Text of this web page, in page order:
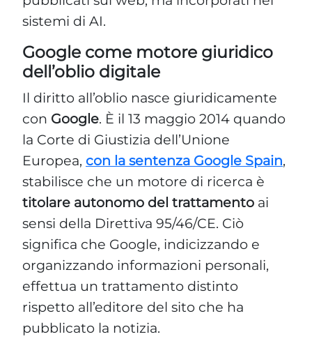
sistemi di AI.
Google come motore giuridico
dell’oblio digitale
Il diritto all’oblio nasce giuridicamente
con Google. È il 13 maggio 2014 quando
la Corte di Giustizia dell’Unione
Europea, con la sentenza Google Spain,
stabilisce che un motore di ricerca è
titolare autonomo del trattamento ai
sensi della Direttiva 95/46/CE. Ciò
significa che Google, indicizzando e
organizzando informazioni personali,
effettua un trattamento distinto
rispetto all’editore del sito che ha
pubblicato la notizia.